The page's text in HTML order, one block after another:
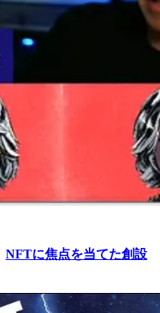
NFTに焦点を当てた創設